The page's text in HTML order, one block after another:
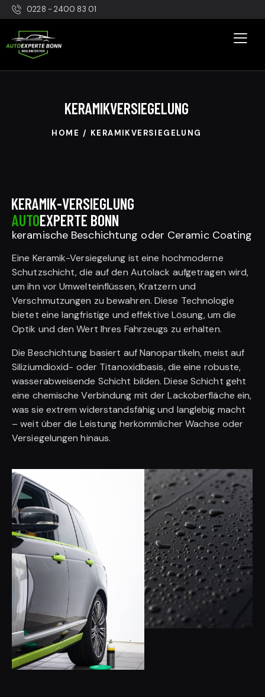
0228 - 2400 83 01
KERAMIKVERSIEGELUNG
HOME KERAMIKVERSIEGELUNG
KERAMIK-VERSIEGLUNG
AUTOEXPERTE BONN
keramische Beschichtung oder Ceramic Coating
Eine Keramik-Versiegelung ist eine hochmoderne
Schutzschicht, die auf den Autolack aufgetragen wird,
um ihn vor Umwelteinflüssen, Kratzern und
Verschmutzungen zu bewahren. Diese Technologie
bietet eine langfristige und effektive Lösung, um die
Optik und den Wert Ihres Fahrzeugs zu erhalten.
Die Beschichtung basiert auf Nanopartikeln, meist auf
Siliziumdioxid- oder Titanoxidbasis, die eine robuste,
wasserabweisende Schicht bilden. Diese Schicht geht
eine chemische Verbindung mit der Lackoberfläche ein,
was sie extrem widerstandsfähig und langlebig macht
– weit über die Leistung herkömmlicher Wachse oder
Versiegelungen hinaus.